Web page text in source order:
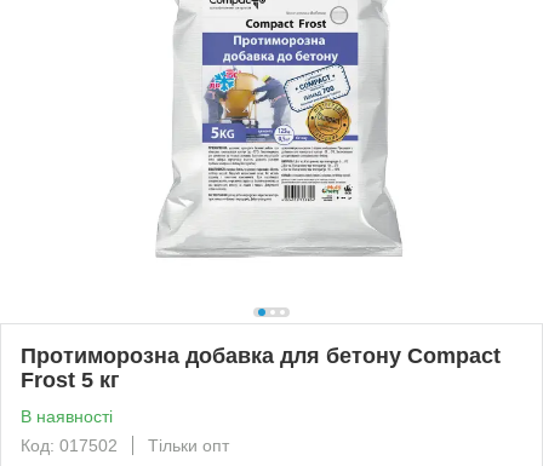
Протиморозна добавка для бетону Compact
Frost 5 кг
В наявності
Код: 017502
Тільки опт